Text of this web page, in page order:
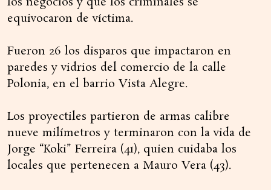
equivocaron de víctima.
Fueron 26 los disparos que impactaron en
paredes y vidrios del comercio de la calle
Polonia, en el barrio Vista Alegre.
Los proyectiles partieron de armas calibre
nueve milímetros y terminaron con la vida de
Jorge “Koki” Ferreira (41), quien cuidaba los
locales que pertenecen a Mauro Vera (43).